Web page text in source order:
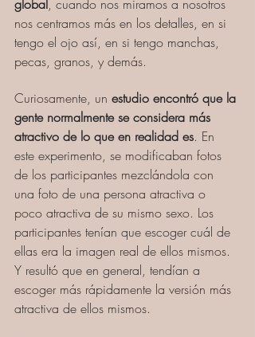
global, cuando nos miramos a nosotros
nos centramos más en los detalles, en si
tengo el ojo así, en si tengo manchas,
pecas, granos, y demás.
Curiosamente, un estudio encontró que la
gente normalmente se considera más
atractivo de lo que en realidad es. En
este experimento, se modificaban fotos
de los participantes mezclándola con
una foto de una persona atractiva o
poco atractiva de su mismo sexo. Los
participantes tenían que escoger cuál de
ellas era la imagen real de ellos mismos.
Y resultó que en general, tendían a
escoger más rápidamente la versión más
atractiva de ellos mismos.